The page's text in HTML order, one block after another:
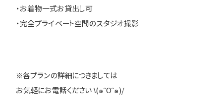
・お着物一式お貸出し可
・完全プライベート空間のスタジオ撮影
※各プランの詳細につきましては
お気軽にお電話ください \(๑ˆOˆ๑)/